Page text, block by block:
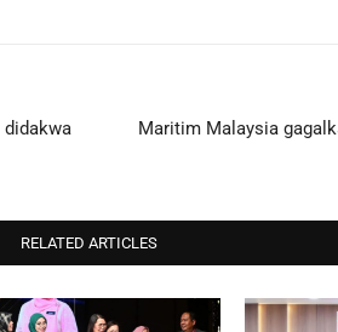
Maritim Malaysia
RELATED ARTICLES